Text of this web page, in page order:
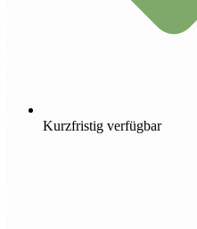
Kurzfristig verfügbar